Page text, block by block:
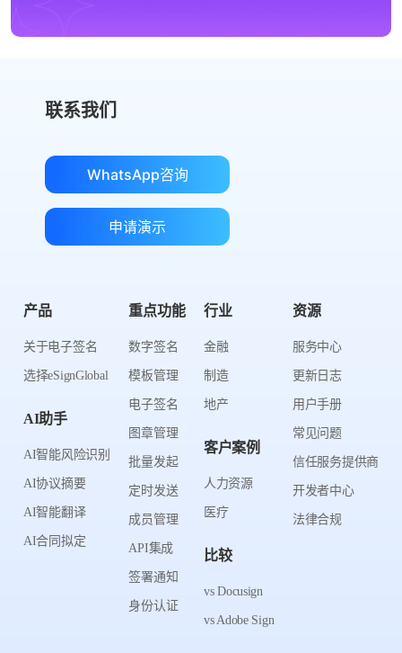
联系我们
WhatsApp咨询
申请演示
产品
关于电子签名
选择eSignGlobal
AI助手
AI智能风险识别
AI协议摘要
AI智能翻译
AI合同拟定
重点功能
数字签名
模板管理
电子签名
图章管理
批量发起
定时发送
成员管理
API集成
签署通知
身份认证
行业
金融
制造
地产
客户案例
人力资源
医疗
比较
vs Docusign
vs Adobe Sign
资源
服务中心
更新日志
用户手册
常见问题
信任服务提供商
开发者中心
法律合规